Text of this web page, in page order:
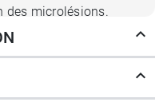
des microlésions.
ne
n'est pas un